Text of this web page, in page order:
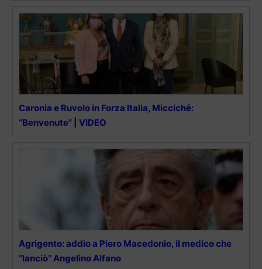
Caronia e Ruvolo in Forza Italia, Micciché:
“Benvenute” | VIDEO
Agrigento: addio a Piero Macedonio, il medico che
“lanciò” Angelino Alfano